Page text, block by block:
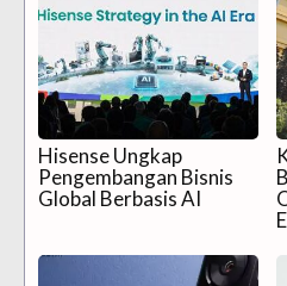
Hisense Ungkap
Pengembangan Bisnis
Global Berbasis AI